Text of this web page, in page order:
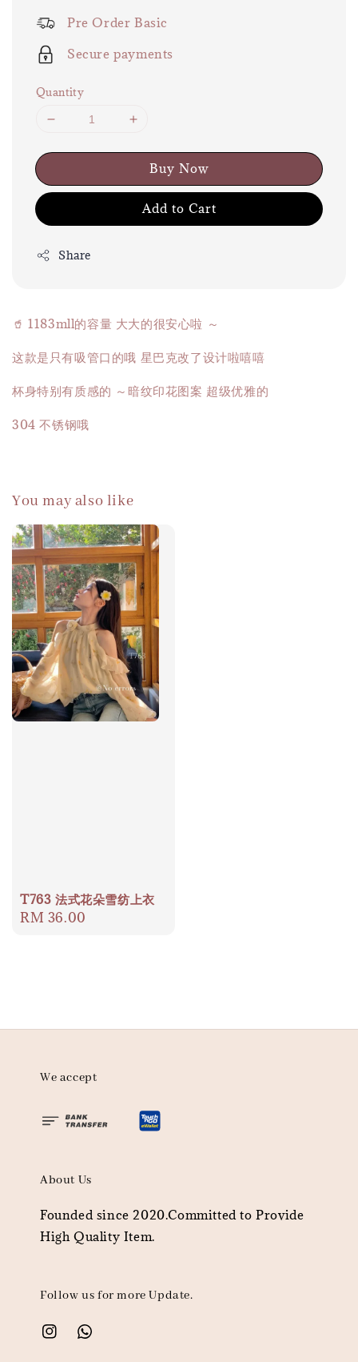
Pre Order Basic
Secure payments
Quantity
Buy Now
Add to Cart
Share
🥤 1183mll的容量 大大的很安心啦 ～
这款是只有吸管口的哦 星巴克改了设计啦嘻嘻
杯身特别有质感的 ～暗纹印花图案 超级优雅的
304 不锈钢哦
You may also like
T763 法式花朵雪纺上衣
Regular
RM 36.00
We accept
About Us
Founded since 2020.Committed to Provide
High Quality Item.
Follow us for more Update.